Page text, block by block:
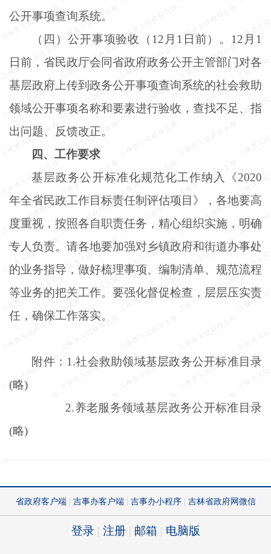
公开事项查询系统。
（四）公开事项验收（ 12月1日前）。12月1
日前，省民政厅会同省政府政务公开主管部门对各
基层政府上传到政务公开事项查询系统的社会救助
领域公开事项名称和要素进行验收，查找不足、指
出问题、反馈改正。
四、工作要求
基层政务公开标准化规范化工作纳入《2020
年全省民政工作目标责任制评估项目》，各地要高
度重视，按照各自职责任务，精心组织实施，明确
专人负责。请各地要加强对乡镇政府和街道办事处
的业务指导，做好梳理事项、编制清单、规范流程
等业务的把关工作。要强化督促检查，层层压实责
任，确保工作落实。
附件： 1.社会救助领域基层政务公开标准目录
(略)
2.养老服务领域基层政务公开标准目录
(略)